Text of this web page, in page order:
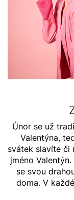
Únor se už
Valentýna,
svátek slavíte či
jméno
se svou
doma. V